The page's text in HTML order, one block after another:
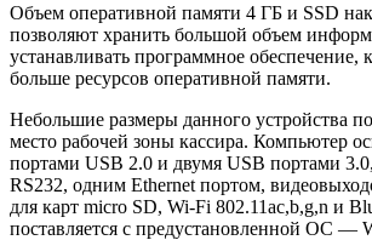
Объем оперативной памяти 4 ГБ и SSD
позволяют хранить большой объем
устанавливать программное обеспечение,
больше ресурсов оперативной памяти.
Небольшие размеры данного устройства
место рабочей зоны кассира. Компьютер
портами USB 2.0 и двумя USB портами
RS232, одним Ethernet портом,
для карт micro SD, Wi-Fi 802.11ac,b,g,n и
поставляется с предустановленной ОС —